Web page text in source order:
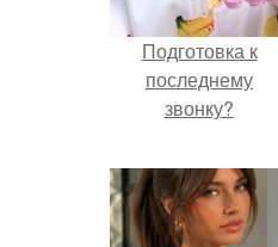
Подготовка к
последнему
звонку?